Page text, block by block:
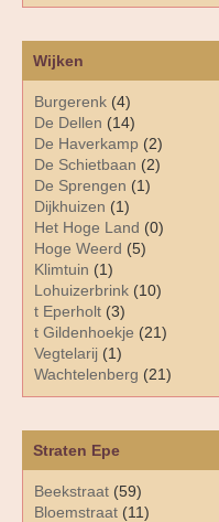
Straten Epe
Beekstraat (59)
Bloemstraat (11)
Wijken
Burgerenk (4)
De Dellen (14)
De Haverkamp (2)
De Schietbaan (2)
De Sprengen (1)
Dijkhuizen (1)
Het Hoge Land (0)
Hoge Weerd (5)
Klimtuin (1)
Lohuizerbrink (10)
t Eperholt (3)
t Gildenhoekje (21)
Vegtelarij (1)
Wachtelenberg (21)